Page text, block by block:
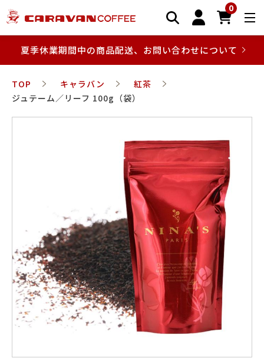
0
夏季休業期間中の商品配送、お問い合わせについて
TOP キャラバン
紅茶
ジュテーム／リーフ 100g（袋）